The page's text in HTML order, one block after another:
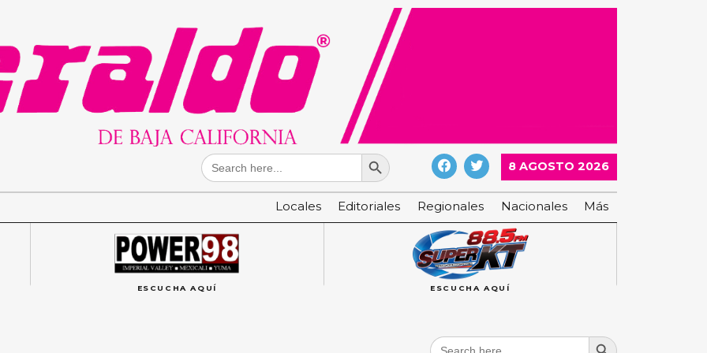
Search
for:
Search Button
8 AGOSTO 2026
Locales Editoriales Regionales Nacionales Más
ESCUCHA AQUÍ ESCUCHA AQUÍ
Search
Search Button